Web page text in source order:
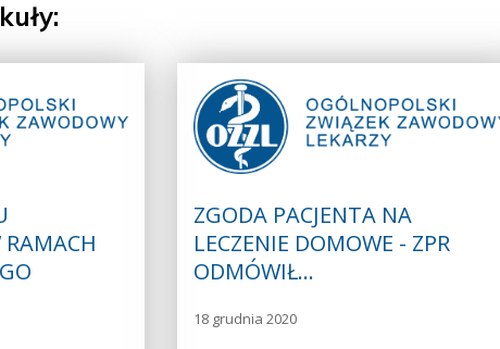
RAMACH
ZGODA PACJENTA NA
LECZENIE DOMOWE - ZPR
ODMÓWIŁ…
18 grudnia 2020